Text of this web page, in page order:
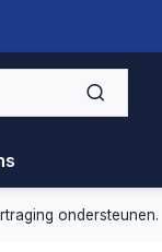
ondersteunen.